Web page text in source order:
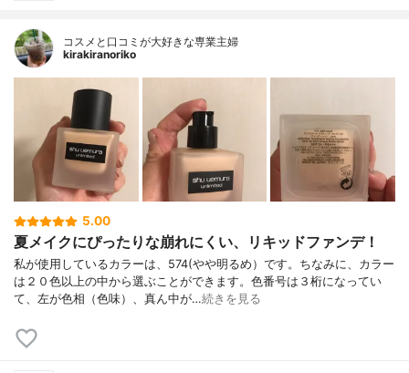
コスメと口コミが大好きな専業主婦
kirakiranoriko
5.00
夏メイクにぴったりな崩れにくい、リキッドファンデ！
私が使用しているカラーは、574(やや明るめ）です。ちなみに、カラー
は２０色以上の中から選ぶことができます。色番号は３桁になってい
て、左が色相（色味）、真ん中が…続きを見る